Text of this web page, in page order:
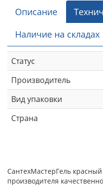
Описание
Наличие на складах
Статус
Производитель
Вид упаковки
Страна
СантехМастерГель
производителя